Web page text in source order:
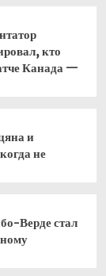
кто
Канада —
и
не
Верде стал